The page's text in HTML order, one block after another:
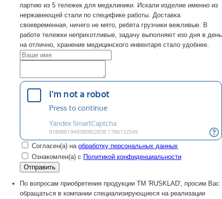
партию из 5 тележек для медклиники. Искали изделие именно из
нержавеющей стали по специфике работы. Доставка
своевременная, ничего не мято, ребята грузчики вежливые. В
работе тележки неприхотливые, задачу выполняют изо дня в день
на отлично, хранение медицинского инвентаря стало удобнее.
Согласен(а) на обработку персональных данных
Ознакомлен(а) с Политикой конфиденциальности
По вопросам приобретения продукции TM 'RUSKLAD', просим Вас
обращаться в компании специализирующиеся на реализации